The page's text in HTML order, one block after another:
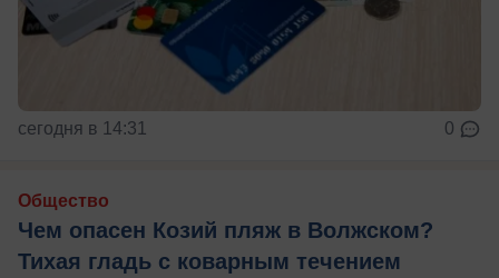
сегодня в 14:31 0
Общество
Чем опасен Козий пляж в Волжском?
Тихая гладь с коварным течением